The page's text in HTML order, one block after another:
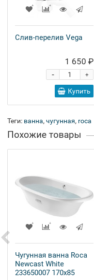
Слив-перелив Vega
1 650 ₽
+
-
Купить
Теги: ванна, чугунная, roca
Похожие товары
Чугунная ванна Roca
Newcast White
233650007 170x85